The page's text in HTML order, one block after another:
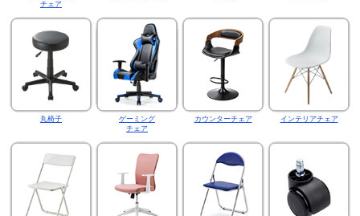
チェア
丸椅子
ゲーミング
チェア
カウンターチェア インテリアチェア